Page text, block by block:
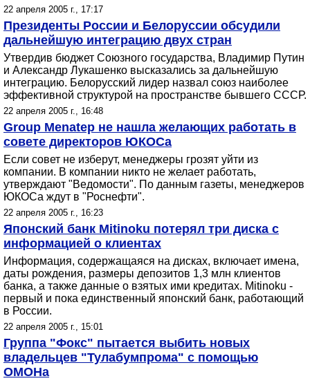
22 апреля 2005 г., 17:17
Президенты России и Белоруссии обсудили
дальнейшую интеграцию двух стран
Утвердив бюджет Союзного государства, Владимир Путин
и Александр Лукашенко высказались за дальнейшую
интеграцию. Белорусский лидер назвал союз наиболее
эффективной структурой на пространстве бывшего СССР.
22 апреля 2005 г., 16:48
Group Menatep не нашла желающих работать в
совете директоров ЮКОСа
Если совет не изберут, менеджеры грозят уйти из
компании. В компании никто не желает работать,
утверждают "Ведомости". По данным газеты, менеджеров
ЮКОСа ждут в "Роснефти".
22 апреля 2005 г., 16:23
Японский банк Mitinoku потерял три диска с
информацией о клиентах
Информация, содержащаяся на дисках, включает имена,
даты рождения, размеры депозитов 1,3 млн клиентов
банка, а также данные о взятых ими кредитах. Mitinoku -
первый и пока единственный японский банк, работающий
в России.
22 апреля 2005 г., 15:01
Группа "Фокс" пытается выбить новых
владельцев "Тулабумпрома" с помощью
ОМОНа